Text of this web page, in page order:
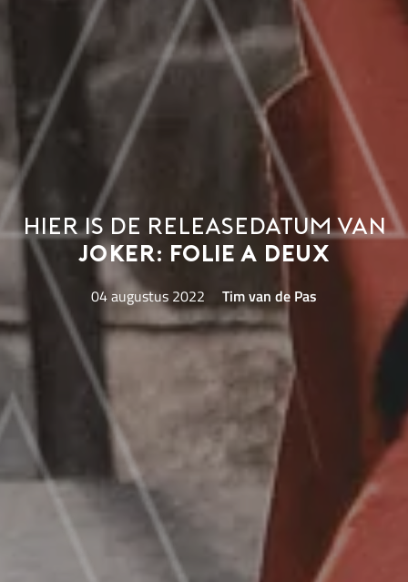
Hier is de releasedatum van
Joker: Folie a Deux
04 augustus 2022 Tim van de Pas